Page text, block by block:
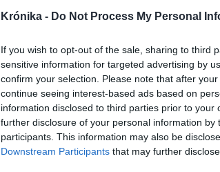
Krónika - Do Not Process My Personal
If you wish to opt-out of the sale, sharing to third
sensitive information for targeted advertising by
confirm your selection. Please note that after
continue seeing interest-based ads based on
information disclosed to third parties prior to
further disclosure of your personal information by
participants. This information may also be
Downstream Participants that may further
Jelszó
Elfelejtette a jelszavát?